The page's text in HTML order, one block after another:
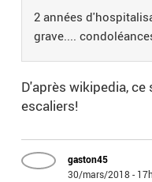
2 années
grave....
D'après wikipedia,
escaliers!
gaston45
30/mars/2018 -